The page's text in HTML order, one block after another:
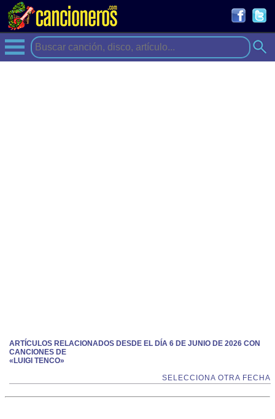
ARTÍCULOS RELACIONADOS DESDE EL DÍA 6 DE JUNIO DE 2026 CON
CANCIONES DE
«LUIGI TENCO»
SELECCIONA OTRA FECHA